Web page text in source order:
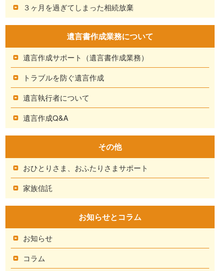
３ヶ月を過ぎてしまった相続放棄
遺言書作成業務について
遺言作成サポート（遺言書作成業務）
トラブルを防ぐ遺言作成
遺言執行者について
遺言作成Q&A
その他
おひとりさま、おふたりさまサポート
家族信託
お知らせとコラム
お知らせ
コラム